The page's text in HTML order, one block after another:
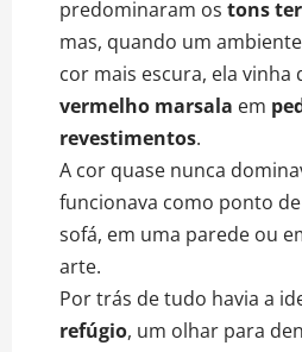
predominaram os tons
mas, quando um
cor mais escura, ela vinha
vermelho marsala em
revestimentos.
A cor quase nunca
funcionava como ponto
sofá, em uma parede ou
arte.
Por trás de tudo havia a
refúgio, um olhar para